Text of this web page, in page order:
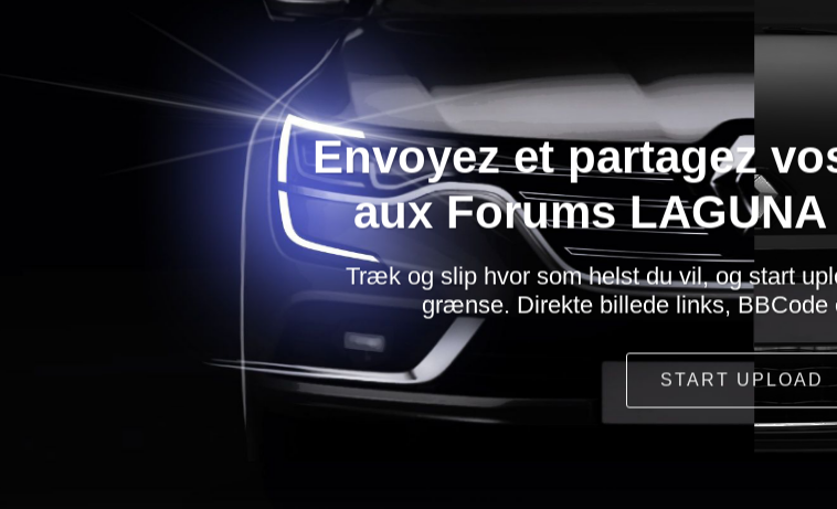
Envoyez et partagez
aux Forums
Træk og slip hvor som helst du vil, og start
grænse. Direkte billede links, BBCode
START UPLOAD